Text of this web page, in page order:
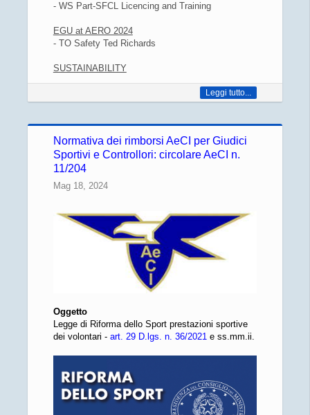
- WS Part-SFCL Licencing and Training
EGU at AERO 2024
- TO Safety Ted Richards
SUSTAINABILITY
Leggi tutto...
Normativa dei rimborsi AeCI per Giudici
Sportivi e Controllori: circolare AeCI n.
11/204
Mag 18, 2024
Oggetto
Legge di Riforma dello Sport prestazioni sportive
dei volontari - art. 29 D.lgs. n. 36/2021e ss.mm.ii.